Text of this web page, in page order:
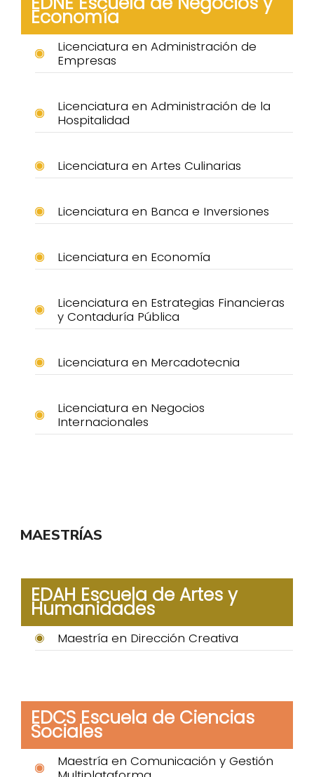
Economía
Licenciatura en Administración de
Empresas
Licenciatura en Administración de la
Hospitalidad
Licenciatura en Artes Culinarias
Licenciatura en Banca e Inversiones
Licenciatura en Economía
Licenciatura en Estrategias Financieras
y Contaduría Pública
Licenciatura en Mercadotecnia
Licenciatura en Negocios
Internacionales
MAESTRÍAS
EDAH Escuela de Artes y
Humanidades
Maestría en Dirección Creativa
EDCS Escuela de Ciencias
Sociales
Maestría en Comunicación y Gestión